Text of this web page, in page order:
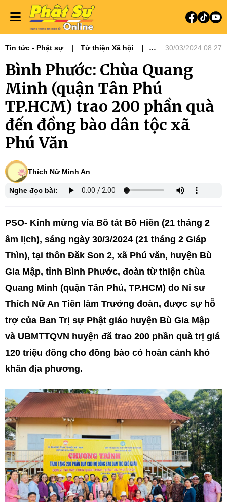
Tin tức - Phật sự
Từ thiện Xã hội
Tin Tức Hoạt Động
Từ Thiện Xã Hội
30/03/2024 08:27
Bình Phước: Chùa Quang
Minh (quận Tân Phú
TP.HCM) trao 200 phần quà
đến đồng bào dân tộc xã
Phú Văn
Thích Nữ Minh An
Nghe đọc bài:
PSO- Kính mừng vía Bồ tát Bồ Hiền (21 tháng 2
âm lịch), sáng ngày 30/3/2024 (21 tháng 2 Giáp
Thìn), tại thôn Đăk Son 2, xã Phú văn, huyện Bù
Gia Mập, tỉnh Bình Phước, đoàn từ thiện chùa
Quang Minh (quận Tân Phú, TP.HCM) do Ni sư
Thích Nữ An Tiên làm Trưởng đoàn, được sự hỗ
trợ của Ban Trị sự Phật giáo huyện Bù Gia Mập
và UBMTTQVN huyện đã trao 200 phần quà trị giá
120 triệu đồng cho đồng bào có hoàn cảnh khó
khăn địa phương.